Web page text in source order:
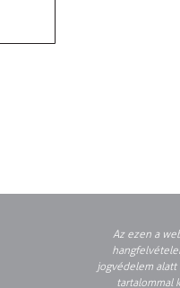
Az ezen a
jogvédelem alatt
tartalommal